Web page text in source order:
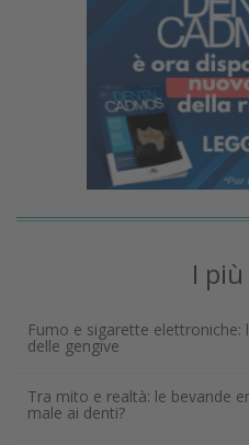
I
Fumo e sigarette elettroniche:
delle gengive
Tra mito e realtà: le bevande
male ai denti?